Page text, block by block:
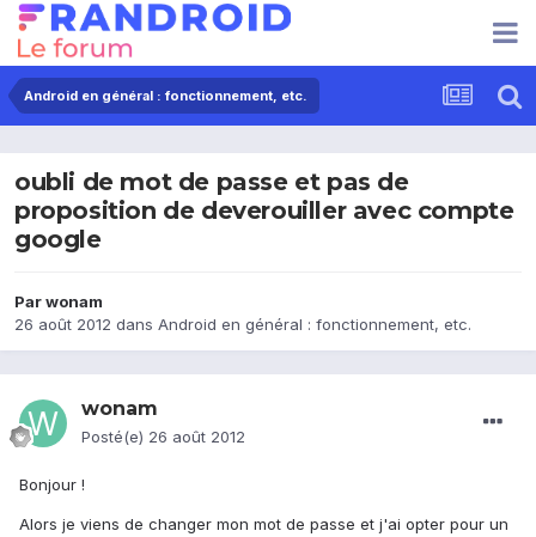
Android en général : fonctionnement, etc.
oubli de mot de passe et pas de
proposition de deverouiller avec compte
google
Parwonam
26 août 2012 dans Android en général : fonctionnement, etc.
wonam
Posté(e) 26 août 2012
Bonjour !
Alors je viens de changer mon mot de passe et j'ai opter pour un